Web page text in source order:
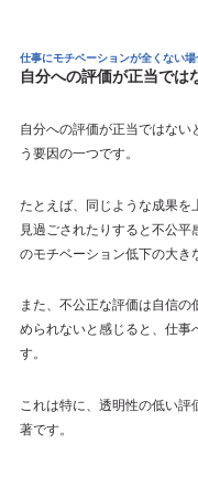
仕事にモチベーションが全くない
自分への評価が正当では
自分への評価が正当ではない
う要因の一つです。
たとえば、同じような成果を
見過ごされたりすると不公
のモチベーション低下の大き
また、不公正な評価は自信
められないと感じると、仕事
す。
これは特に、透明性の低い
著です。